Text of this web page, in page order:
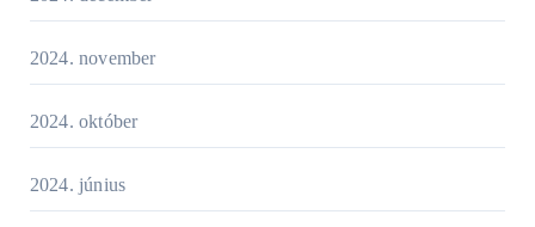
2024. november
2024. október
2024. június